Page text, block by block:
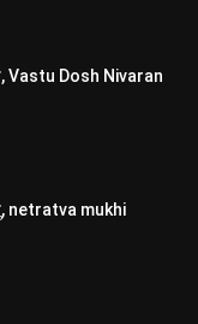
Vastu Dosh Nivaran
netratva mukhi